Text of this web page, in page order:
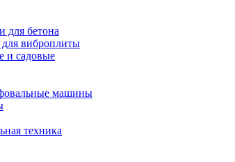
для бетона
виброплиты
и садовые
машины
техника